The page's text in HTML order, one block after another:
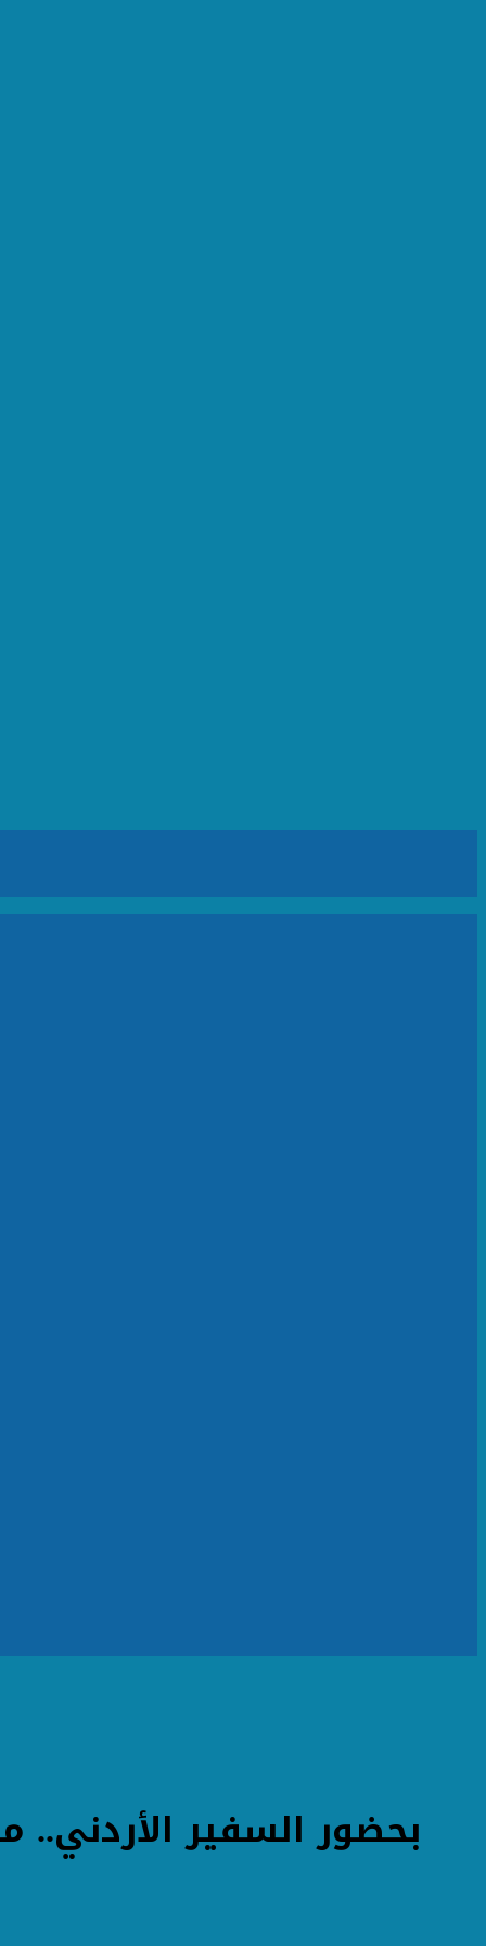
بحضور السفير الأردني..